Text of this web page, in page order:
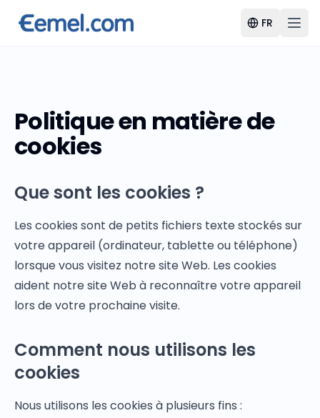
FR
Politique en matière de
cookies
Que sont les cookies ?
Les cookies sont de petits fichiers texte stockés sur
votre appareil (ordinateur, tablette ou téléphone)
lorsque vous visitez notre site Web. Les cookies
aident notre site Web à reconnaître votre appareil
lors de votre prochaine visite.
Comment nous utilisons les
cookies
Nous utilisons les cookies à plusieurs fins :